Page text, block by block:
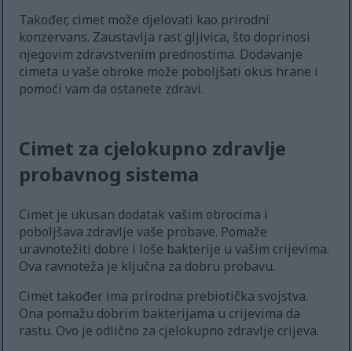
Također, cimet može djelovati kao prirodni
konzervans. Zaustavlja rast gljivica, što doprinosi
njegovim zdravstvenim prednostima. Dodavanje
cimeta u vaše obroke može poboljšati okus hrane i
pomoći vam da ostanete zdravi.
Cimet za cjelokupno zdravlje
probavnog sistema
Cimet je ukusan dodatak vašim obrocima i
poboljšava zdravlje vaše probave. Pomaže
uravnotežiti dobre i loše bakterije u vašim crijevima.
Ova ravnoteža je ključna za dobru probavu.
Cimet također ima prirodna prebiotička svojstva.
Ona pomažu dobrim bakterijama u crijevima da
rastu. Ovo je odlično za cjelokupno zdravlje crijeva.